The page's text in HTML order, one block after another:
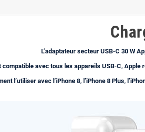
L’adaptateur secteur USB-C 30 W
compatible avec tous les appareils USB-C,
l’utiliser avec l’iPhone 8, l’iPhone 8 Plus,